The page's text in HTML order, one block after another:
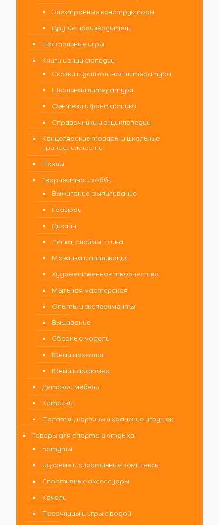
Электронные конструкторы
Другие производители
Настольные игры
Книги и энциклопедии
Сказки и дошкольная литература
Школьная литература
Фэнтези и фантастика
Справочники и энциклопедии
Канцелярские товары и школьные
принадлежности
Пазлы
Творчество и хобби
Выжигание, выпиливание
Гравюры
Дизайн
Лепка, слаймы, глина
Мозаика и аппликация
Художественное творчество
Мыльная мастерская
Опыты и эксперименты
Вышивание
Сборные модели
Юный археолог
Юный парфюмер
Детская мебель
Каталки
Палатки, корзины и хранение игрушек
Товары для спорта и отдыха
Батуты
Игровые и спортивные комплексы
Спортивные аксессуары
Качели
Песочницы и игры с водой